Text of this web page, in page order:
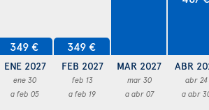
349 €
ENE 2027
ene 30
a feb 05
349 €
FEB 2027
feb 13
a feb 19
MAR 2027
mar 30
a abr 07
ABR
abr 24
a abr